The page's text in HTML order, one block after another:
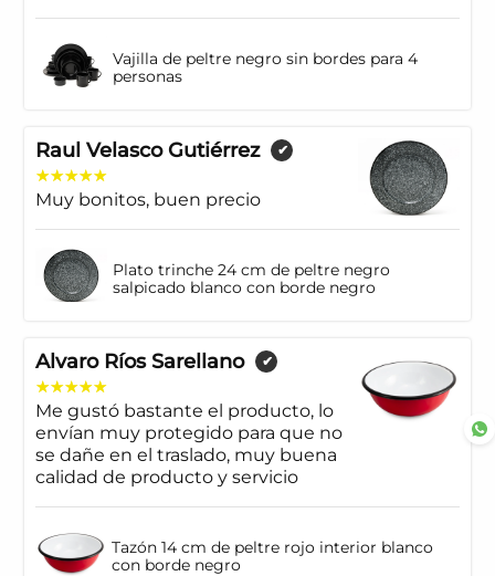
Vajilla de peltre negro sin bordes para 4
personas
Raul Velasco Gutiérrez ✔
Muy bonitos, buen precio
Plato trinche 24 cm de peltre negro
salpicado blanco con borde negro
Alvaro Ríos Sarellano ✔
Me gustó bastante el producto, lo
envían muy protegido para que no
se dañe en el traslado, muy buena
calidad de producto y servicio
Tazón 14 cm de peltre rojo interior blanco
con borde negro